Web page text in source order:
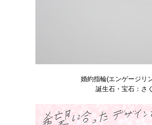
婚約指輪(エンゲージリ
誕生石・宝石：さ